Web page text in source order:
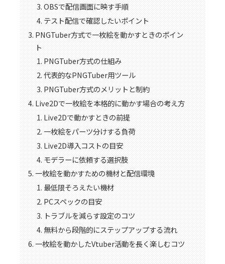
OBSで配信画面に映す手順
テスト配信で確認したいポイント
PNGTuber方式で一枚絵を動かすときのポイン
ト
PNGTuber方式の仕組み
代表的なPNGTuber用ツール
PNGTuber方式のメリットと制約
Live2Dで一枚絵を本格的に動かす場合の考え方
Live2Dで動かすときの前提
一枚絵をパーツ分けする負荷
Live2D導入コストの目安
モデラーに依頼する選択肢
一枚絵を動かすための機材と配信環境
最低限そろえたい機材
PCスペックの目安
トラブルを減らす設定のコツ
無料から段階的にステップアップする流れ
一枚絵を動かしたVtuber活動を長く楽しむコツ